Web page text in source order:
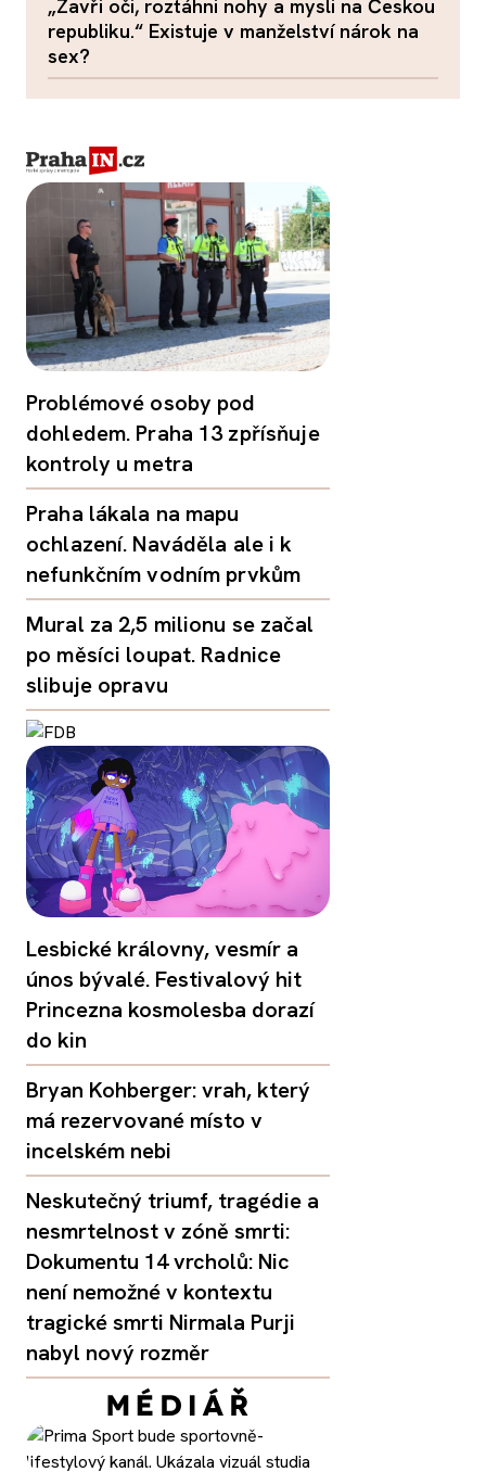
„Zavři oči, roztáhni nohy a mysli na Českou
republiku.“ Existuje v manželství nárok na
sex?
Problémové osoby pod
dohledem. Praha 13 zpřísňuje
kontroly u metra
Praha lákala na mapu
ochlazení. Naváděla ale i k
nefunkčním vodním prvkům
Mural za 2,5 milionu se začal
po měsíci loupat. Radnice
slibuje opravu
Lesbické královny, vesmír a
únos bývalé. Festivalový hit
Princezna kosmolesba dorazí
do kin
Bryan Kohberger: vrah, který
má rezervované místo v
incelském nebi
Neskutečný triumf, tragédie a
nesmrtelnost v zóně smrti:
Dokumentu 14 vrcholů: Nic
není nemožné v kontextu
tragické smrti Nirmala Purji
nabyl nový rozměr